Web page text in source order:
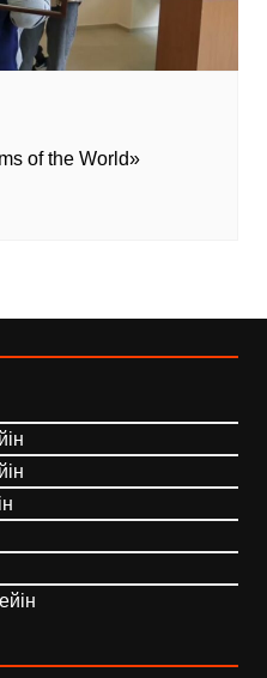
of the World»